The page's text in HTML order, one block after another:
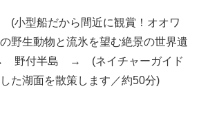
型船だから間近に観賞！オオワ
野生動物と流氷を望む絶景の世界遺
野付半島 → (ネイチャーガイド
た湖面を散策します／約50分)